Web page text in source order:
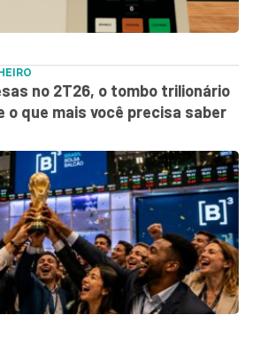
no 2T26, o tombo trilionário
o que mais você precisa saber